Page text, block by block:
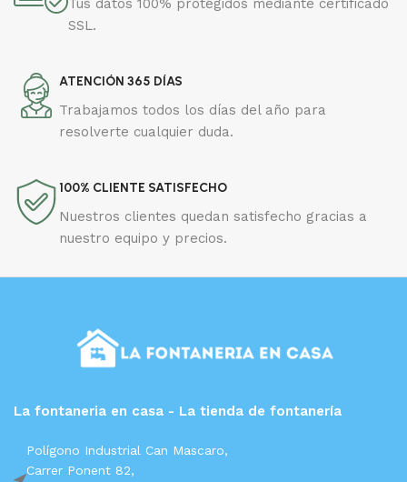
Tus datos 100% protegidos mediante certificado
SSL.
ATENCIÓN 365 DÍAS
Trabajamos todos los días del año para
resolverte cualquier duda.
100% CLIENTE SATISFECHO
Nuestros clientes quedan satisfecho gracias a
nuestro equipo y precios.
La fontaneria en casa - La tienda de fontanería
Polígono Industrial Can Mascaro,
Carrer Ponent 82,